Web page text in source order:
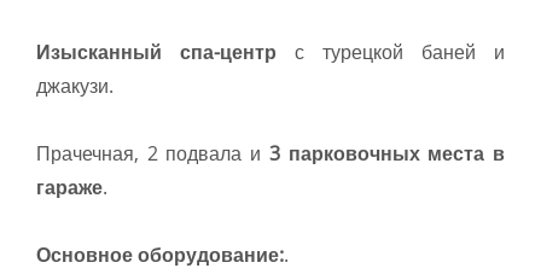
Изысканный спа-центр с турецкой баней и
джакузи.
Прачечная, 2 подвала и 3 парковочных места в
гараже.
Основное оборудование:.